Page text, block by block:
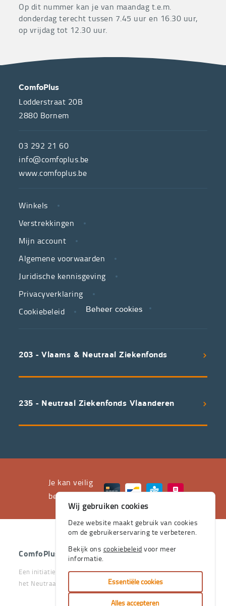
Op dit nummer kan je van maandag t.e.m.
donderdag terecht tussen 7.45 uur en 16.30 uur,
op vrijdag tot 12.30 uur.
OVER
ONS
de
hulpmiddelenwinkel
van
neutrale
ziekenfondsen,
is
partner
in
zorg.
We
voorwaarden
uitstekend
waarvan
huis
stevige
zijn.
CONTACT
ComfoPlus
Lodderstraat 20B
2880 Bornem
03 292 21 60
info@comfoplus.be
www.comfoplus.be
LINKS
Winkels
Verstrekkingen
Mijn account
Algemene voorwaarden
Juridische kennisgeving
Privacyverklaring
Cookiebeleid
Beheer cookies
203 - Vlaams & Neutraal Ziekenfonds
235 - Neutraal Ziekenfonds Vlaanderen
Je kan veilig
betalen met
ComfoPlus - 2026 - Alle rechten voorbehouden.
Een initiatief van het Vlaams & Neutraal Ziekenfonds en van
het Neutraal Ziekenfonds Vlaanderen
Wij gebruiken cookies
Deze website maakt gebruik van cookies
om de gebruikerservaring te verbeteren.
Bekijk ons cookiebeleid voor meer
informatie.
Essentiële cookies
Alles accepteren